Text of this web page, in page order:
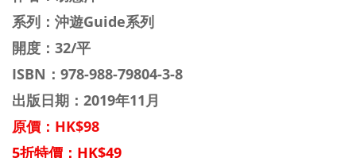
系列： 沖遊Guide系列
開度：32/平
ISBN： 978-988-79804-3-8
出版日期：2019年11月
原價：HK$98
5折特價：HK$49